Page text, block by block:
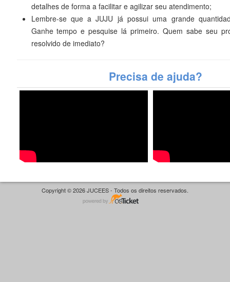
detalhes de forma a facilitar e agilizar seu atendimento;
Lembre-se que a JUJU já possui uma grande
Ganhe tempo e pesquise lá primeiro. Quem sabe seu
resolvido de imediato?
Precisa de ajuda?
Copyright © 2026 JUCEES - Todos os direitos reservados.